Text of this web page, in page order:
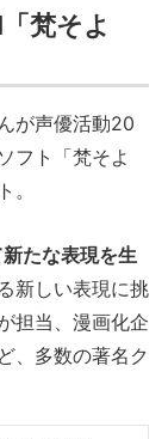
梵そよ
が声優活動20
フト「梵そよ
。
たな表現を生
新しい表現に挑
担当、漫画化企
、多数の著名ク